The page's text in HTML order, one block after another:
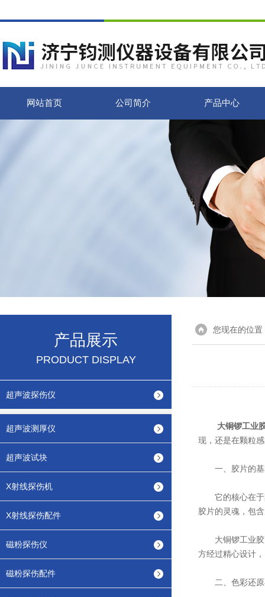
网站首页 公司简介 产品中心
产品展示
PRODUCT DISPLAY
超声波探伤仪
超声波测厚仪
超声波试块
X射线探伤机
X射线探伤配件
磁粉探伤仪
磁粉探伤配件
您现在的位置
大铜锣工业
现，还是在颗粒
一、胶片的基
它的核心在于
胶片的灵魂，包
大铜锣工业胶
方经过精心设计
二、色彩还原